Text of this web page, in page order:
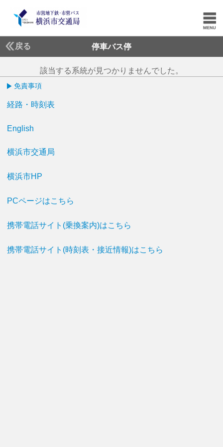
戻る 停車バス停
該当する系統が見つかりませんでした。
免責事項
経路・時刻表
English
横浜市交通局
横浜市HP
PCページはこちら
携帯電話サイト(乗換案内)はこちら
携帯電話サイト(時刻表・接近情報)はこちら